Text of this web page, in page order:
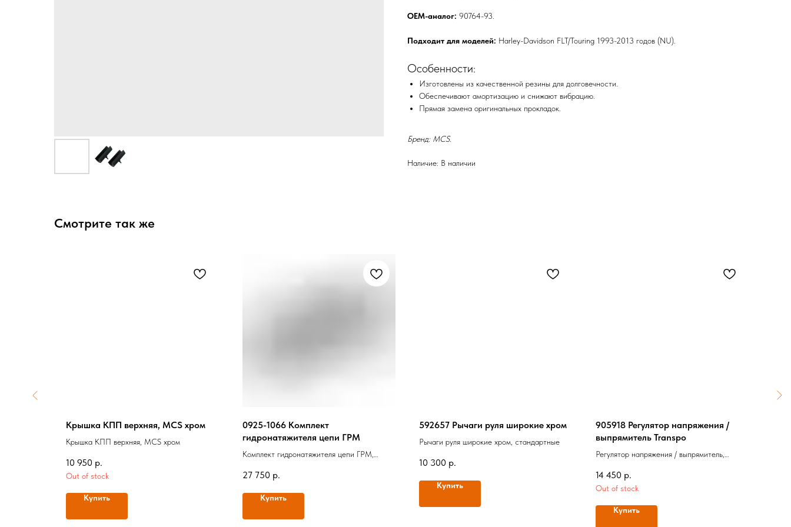
OEM-аналог: 90764-93.
Подходит для моделей: Harley-Davidson FLT/Touring 1993-2013 годов (NU).
Особенности:
Изготовлены из качественной резины для долговечности.
Обеспечивают амортизацию и снижают вибрацию.
Прямая замена оригинальных прокладок.
Бренд: MCS.
Наличие: В наличии
Смотрите так же
Крышка КПП верхняя, MCS хром
Крышка КПП верхняя, MCS хром
10 950 р.
Out of stock
Купить
0925-1066 Комплект
гидронатяжителя цепи ГРМ
Комплект гидронатяжителя цепи ГРМ,
27 750 р.
Купить
592657 Рычаги руля широкие хром
Рычаги руля широкие хром, стандартные
10 300 р.
Купить
905918 Регулятор напряжения /
выпрямитель Transpo
Регулятор напряжения / выпрямитель,
14 450 р.
Out of stock
Купить